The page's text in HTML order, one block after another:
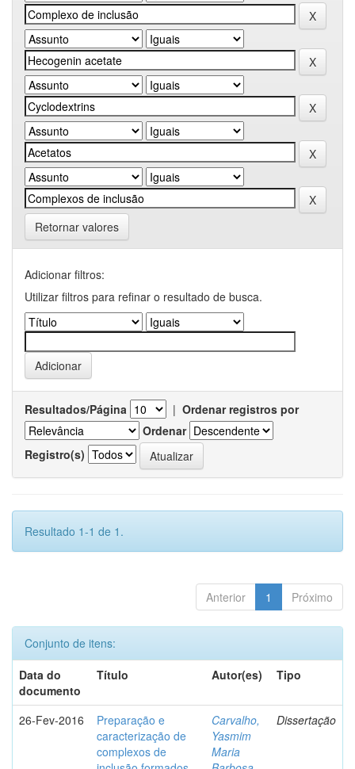
Retornar valores
Adicionar filtros:
Utilizar filtros para refinar o resultado de busca.
Resultados/Página | Ordenar registros por
Ordenar
Registro(s)
Resultado 1-1 de 1.
Anterior 1 Próximo
Conjunto de itens:
Data do
documento
Título Autor(es) Tipo
26-Fev-2016
Preparação e
caracterização de
complexos de
Carvalho,
Yasmim
Maria
Dissertação